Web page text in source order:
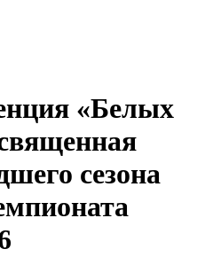
«Белых
сезона